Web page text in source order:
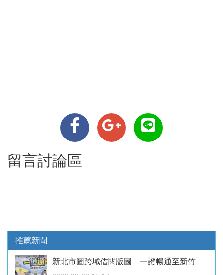
留言討論區
推薦新聞
新北市圖跨域借閱版圖 一證暢通至新竹